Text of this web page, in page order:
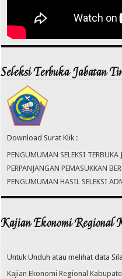
Seleksi Terbuka Jabatan
Download Surat Klik :
PENGUMUMAN SELEKSI
PERPANJANGAN PEMASUKKAN
PENGUMUMAN HASIL SELEKSI
Kajian Ekonomi Regional
Untuk Unduh atau melihat data
Kajian Ekonomi Regional